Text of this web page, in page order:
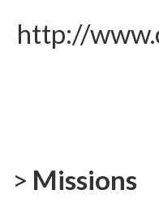
http://
> Missions